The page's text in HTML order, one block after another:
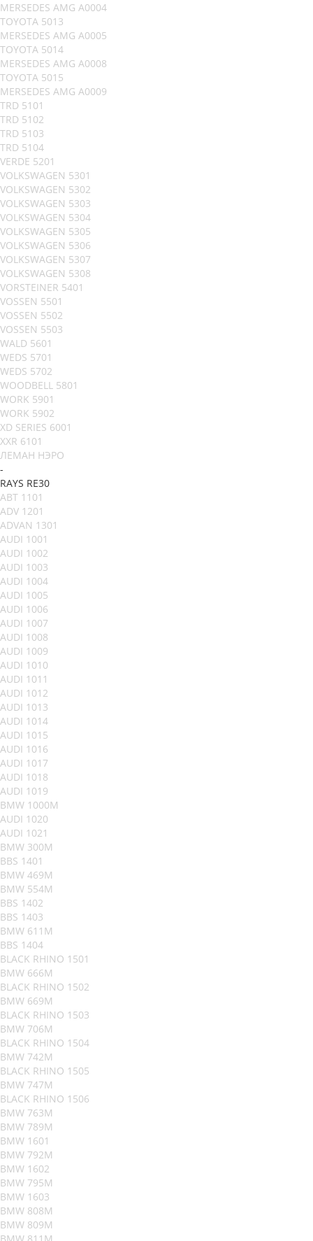
MERSEDES AMG A0004
TOYOTA 5013
MERSEDES AMG A0005
TOYOTA 5014
MERSEDES AMG A0008
TOYOTA 5015
MERSEDES AMG A0009
TRD 5101
TRD 5102
TRD 5103
TRD 5104
VERDE 5201
VOLKSWAGEN 5301
VOLKSWAGEN 5302
VOLKSWAGEN 5303
VOLKSWAGEN 5304
VOLKSWAGEN 5305
VOLKSWAGEN 5306
VOLKSWAGEN 5307
VOLKSWAGEN 5308
VORSTEINER 5401
VOSSEN 5501
VOSSEN 5502
VOSSEN 5503
WALD 5601
WEDS 5701
WEDS 5702
WOODBELL 5801
WORK 5901
WORK 5902
XD SERIES 6001
XXR 6101
ЛЕМАН НЭРО
-
RAYS RE30
ABT 1101
ADV 1201
ADVAN 1301
AUDI 1001
AUDI 1002
AUDI 1003
AUDI 1004
AUDI 1005
AUDI 1006
AUDI 1007
AUDI 1008
AUDI 1009
AUDI 1010
AUDI 1011
AUDI 1012
AUDI 1013
AUDI 1014
AUDI 1015
AUDI 1016
AUDI 1017
AUDI 1018
AUDI 1019
BMW 1000M
AUDI 1020
AUDI 1021
BMW 300M
BBS 1401
BMW 469M
BMW 554M
BBS 1402
BBS 1403
BMW 611M
BBS 1404
BLACK RHINO 1501
BMW 666M
BLACK RHINO 1502
BMW 669M
BLACK RHINO 1503
BMW 706M
BLACK RHINO 1504
BMW 742M
BLACK RHINO 1505
BMW 747M
BLACK RHINO 1506
BMW 763M
BMW 789M
BMW 1601
BMW 792M
BMW 1602
BMW 795M
BMW 1603
BMW 808M
BMW 809M